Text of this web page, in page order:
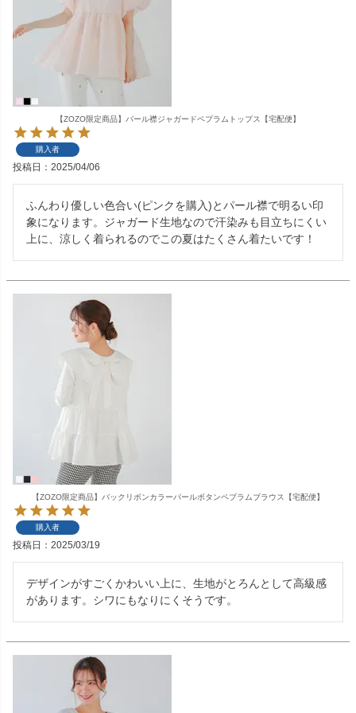
【ZOZO限定商品】パール襟ジャガードペプラムトップス【宅配便】
購入者
投稿日 2025/04/06
ふんわり優しい色合い(ピンクを購入)とパール襟で明るい印
象になります。ジャガード生地なので汗染みも目立ちにくい
上に、涼しく着られるのでこの夏はたくさん着たいです！
【ZOZO限定商品】バックリボンカラーパールボタンペプラムブラウス【宅配便】
購入者
投稿日 2025/03/19
デザインがすごくかわいい上に、生地がとろんとして高級感
があります。シワにもなりにくそうです。